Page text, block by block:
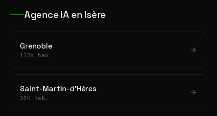
Agence IA en Isère
Grenoble
157K hab.
Saint-Martin-d'Hères
38K hab.